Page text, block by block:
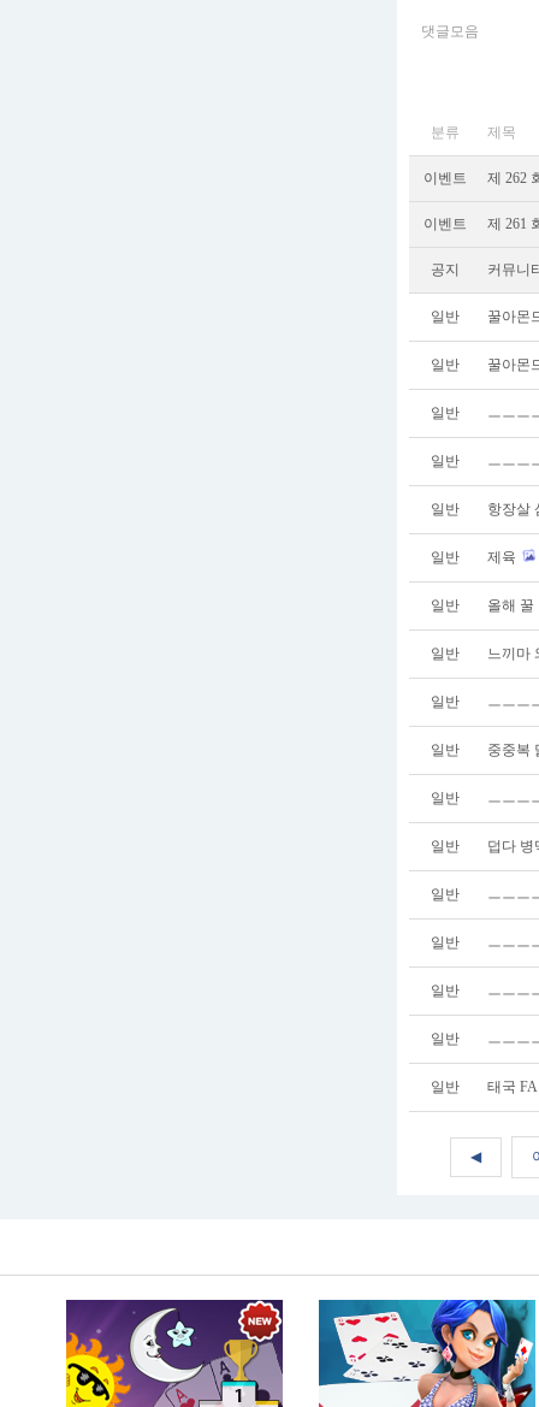
댓글모음
분류 제목
이벤트 제 262
이벤트 제 261
공지 커뮤니
일반 꿀아몬
일반 꿀아몬
일반 ㅡㅡㅡ
일반 ㅡㅡㅡ
일반 항장살
일반 제육
일반 올해 꿀
일반 느끼마
일반 ㅡㅡㅡ
일반 중중복
일반 ㅡㅡㅡ
일반 덥다 병
일반 ㅡㅡㅡ
일반 ㅡㅡㅡ
일반 ㅡㅡㅡ
일반 ㅡㅡㅡ
일반 태국
◀